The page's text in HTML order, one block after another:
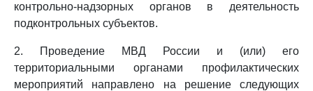
контрольно-надзорных органов в деятельность
подконтрольных субъектов.
2. Проведение МВД России и (или) его
территориальными органами профилактических
мероприятий направлено на решение следующих